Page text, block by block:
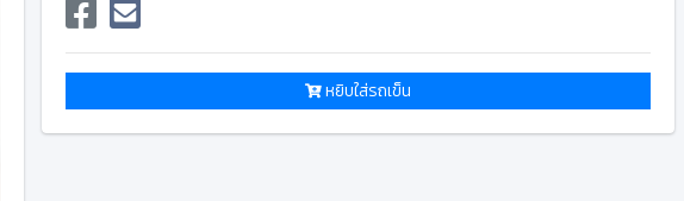
หยิบใส่รถเข็น